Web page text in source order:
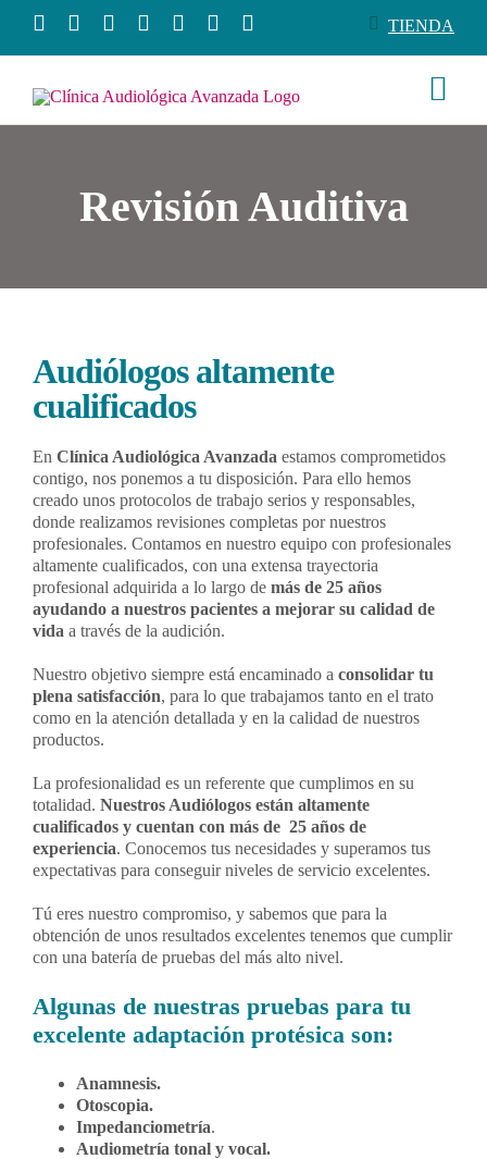
contenido
TIENDA
Salud auditiva
Tienda
Contacto
Llámanos 912 129 122
Revisión Auditiva
Audiólogos altamente
cualificados
En Clínica Audiológica Avanzada estamos comprometidos
contigo, nos ponemos a tu disposición. Para ello hemos
creado unos protocolos de trabajo serios y responsables,
donde realizamos revisiones completas por nuestros
profesionales. Contamos en nuestro equipo con profesionales
altamente cualificados, con una extensa trayectoria
profesional adquirida a lo largo de más de 25 años
ayudando a nuestros pacientes a mejorar su calidad de
vida a través de la audición.
Nuestro objetivo siempre está encaminado a consolidar tu
plena satisfacción, para lo que trabajamos tanto en el trato
como en la atención detallada y en la calidad de nuestros
productos.
La profesionalidad es un referente que cumplimos en su
totalidad. Nuestros Audiólogos están altamente
cualificados y cuentan con más de 25 años de
experiencia. Conocemos tus necesidades y superamos tus
expectativas para conseguir niveles de servicio excelentes.
Tú eres nuestro compromiso, y sabemos que para la
obtención de unos resultados excelentes tenemos que cumplir
con una batería de pruebas del más alto nivel.
Algunas de nuestras pruebas para tu
excelente adaptación protésica son:
Anamnesis.
Otoscopia.
Impedanciometría.
Audiometría tonal y vocal.